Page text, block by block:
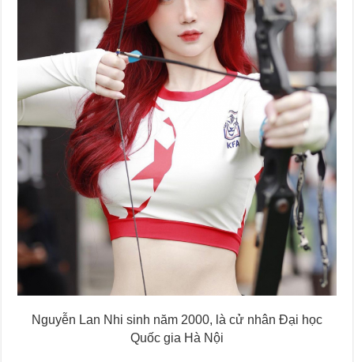
Nguyễn Lan Nhi sinh năm 2000, là cử nhân Đại học
Quốc gia Hà Nội